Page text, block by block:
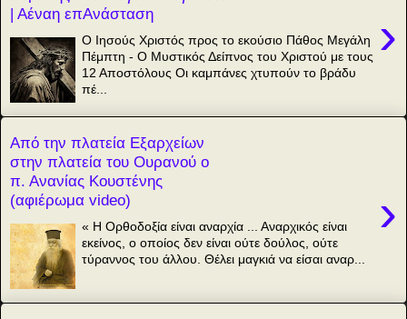
| Αέναη επΑνάσταση
›
Ο Ιησούς Χριστός προς το εκούσιο Πάθος Μεγάλη
Πέμπτη - Ο Μυστικός Δείπνος του Χριστού με τους
12 Αποστόλους Οι καμπάνες χτυπούν το βράδυ
πέ...
Από την πλατεία Εξαρχείων
στην πλατεία του Ουρανού ο
π. Ανανίας Κουστένης
(αφιέρωμα video)
›
« Η Ορθοδοξία είναι αναρχία ... Αναρχικός είναι
εκείνος, ο οποίος δεν είναι ούτε δούλος, ούτε
τύραννος του άλλου. Θέλει μαγκιά να είσαι αναρ...